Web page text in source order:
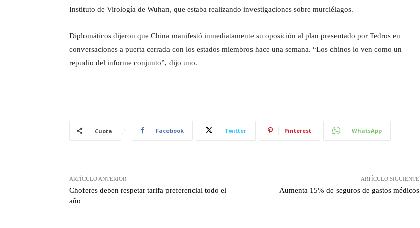
Instituto de Virología de Wuhan, que estaba realizando investigaciones sobre murciélagos.
Diplomáticos dijeron que China manifestó inmediatamente su oposición al plan presentado por Tedros en
conversaciones a puerta cerrada con los estados miembros hace una semana. “Los chinos lo ven como un
repudio del informe conjunto”, dijo uno.
Cuota Facebook Twitter Pinterest WhatsApp
ARTÍCULO ANTERIOR
Choferes deben respetar tarifa preferencial todo el
año
ARTÍCULO SIGUIENTE
Aumenta 15% de seguros de gastos médicos